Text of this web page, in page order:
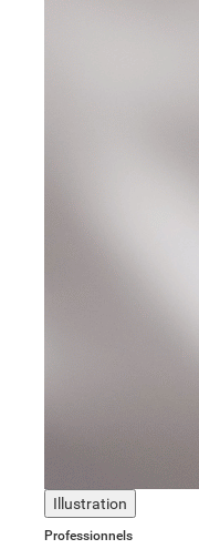
Illustration
Professionnels